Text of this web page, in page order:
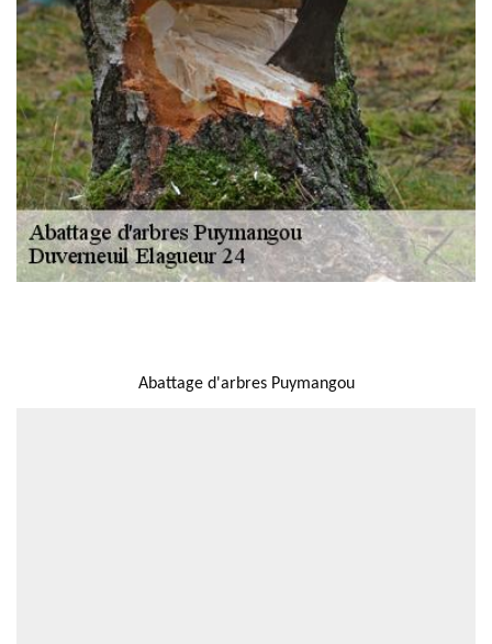
Abattage d'arbres Puymangou